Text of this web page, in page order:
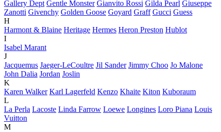
Gallery Dept Gentle Monster Gianvito Rossi Gilda Pearl Giuseppe
Zanotti Givenchy Golden Goose Goyard Graff Gucci Guess
H
Harmont & Blaine Heritage Hermes Heron Preston Hublot
I
Isabel Marant
J
Jacquemus Jaeger-LeCoultre Jil Sander Jimmy Choo Jo Malone
John Dalia Jordan Joslin
K
Karen Walker Karl Lagerfeld Kenzo Khaite Kiton Kuboraum
L
La Perla Lacoste Linda Farrow Loewe Longines Loro Piana Louis
Vuitton
M